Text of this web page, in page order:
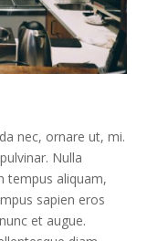
nec, ornare ut, mi.
Nulla
tempus aliquam,
sapien eros
et augue.